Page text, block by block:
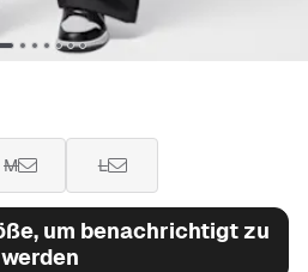
M L
um benachrichtigt zu
werden